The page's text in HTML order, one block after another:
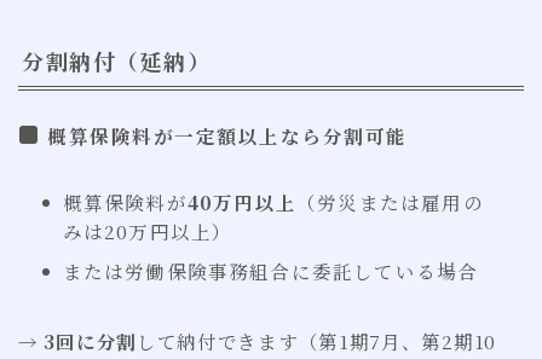
分割納付（延納）
概算保険料が一定額以上なら分割可能
概算保険料が40万円以上 （労災または雇用の
みは20万円以上）
または労働保険事務組合に委託している場合
→ 3回に分割 して納付できます（第1期7月、第2期10